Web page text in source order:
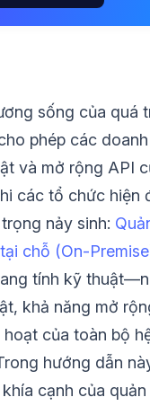
sống của quá
phép các
và mở rộng API
các tổ chức hiện
nảy sinh:
chỗ (On-
tính kỹ
khả năng mở
của toàn bộ
hướng dẫn
cạnh của